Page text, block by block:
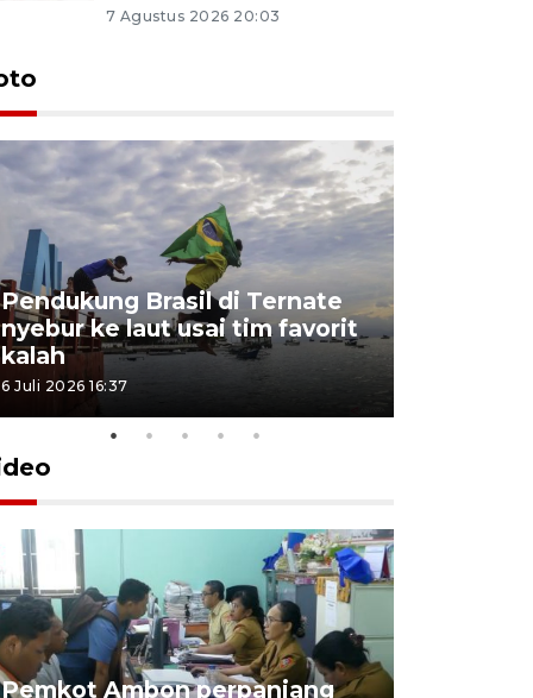
7 Agustus 2026 20:03
Pendukung Brasil di Ternate
nyebur ke laut usai tim favorit
kalah
6 Juli 2026 16:37
Pemkot Ambon perpanjang